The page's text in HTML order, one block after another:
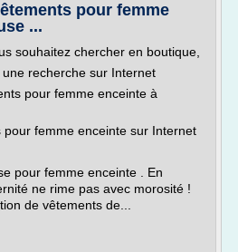
pour femme
...
souhaitez chercher en boutique,
recherche sur Internet
pour femme enceinte à
femme enceinte sur Internet
pour femme enceinte . En
ne rime pas avec morosité !
de vêtements de...